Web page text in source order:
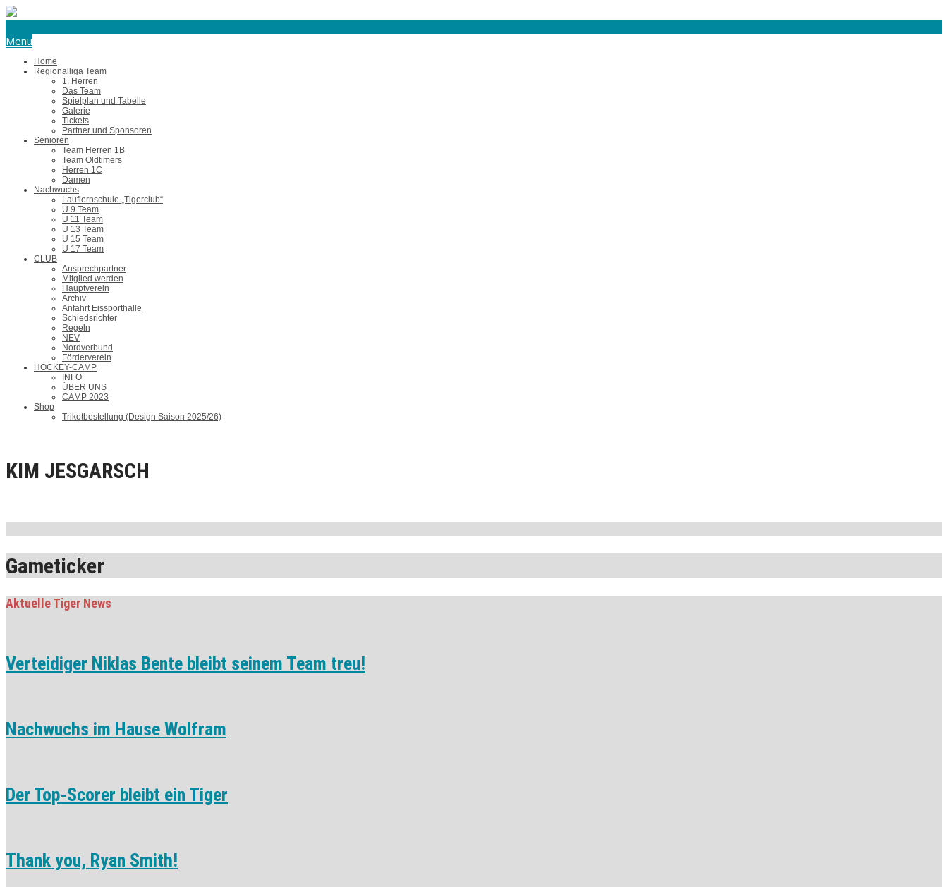
Menu
Home
Regionalliga Team
1. Herren
Das Team
Spielplan und Tabelle
Galerie
Tickets
Partner und Sponsoren
Senioren
Team Herren 1B
Team Oldtimers
Herren 1C
Damen
Nachwuchs
Lauflernschule „Tigerclub“
U 9 Team
U 11 Team
U 13 Team
U 15 Team
U 17 Team
CLUB
Ansprechpartner
Mitglied werden
Hauptverein
Archiv
Anfahrt Eissporthalle
Schiedsrichter
Regeln
NEV
Nordverbund
Förderverein
HOCKEY-CAMP
INFO
ÜBER UNS
CAMP 2023
Shop
Trikotbestellung (Design Saison 2025/26)
KIM JESGARSCH
Gameticker
Aktuelle Tiger News
Verteidiger Niklas Bente bleibt seinem Team treu!
Nachwuchs im Hause Wolfram
Der Top-Scorer bleibt ein Tiger
Thank you, Ryan Smith!